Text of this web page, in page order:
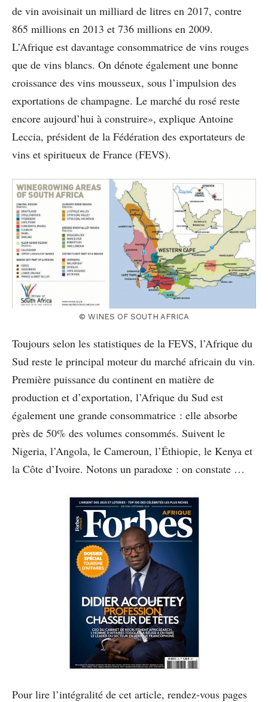
de vin avoisinait un milliard de litres en 2017, contre
865 millions en 2013 et 736 millions en 2009.
L’Afrique est davantage consommatrice de vins rouges
que de vins blancs. On dénote également une bonne
croissance des vins mousseux, sous l’impulsion des
exportations de champagne. Le marché du rosé reste
encore aujourd’hui à construire», explique Antoine
Leccia, président de la Fédération des exportateurs de
vins et spiritueux de France (FEVS).
© WINES OF SOUTH AFRICA
Toujours selon les statistiques de la FEVS, l’Afrique du
Sud reste le principal moteur du marché africain du vin.
Première puissance du continent en matière de
production et d’exportation, l’Afrique du Sud est
également une grande consommatrice : elle absorbe
près de 50% des volumes consommés. Suivent le
Nigeria, l’Angola, le Cameroun, l’Éthiopie, le Kenya et
la Côte d’Ivoire. Notons un paradoxe : on constate …
Pour lire l’intégralité de cet article, rendez-vous pages